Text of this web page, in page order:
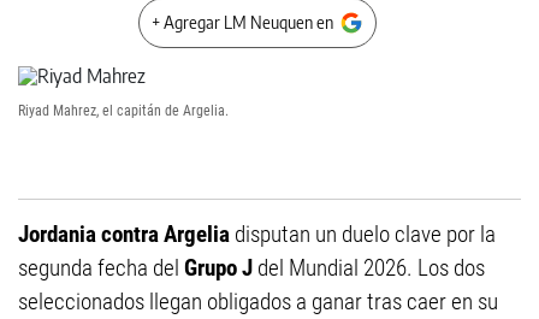
+ Agregar LM Neuquen en
Riyad Mahrez, el capitán de Argelia.
Jordania contra Argelia disputan un duelo clave por la
segunda fecha del Grupo J del Mundial 2026. Los dos
seleccionados llegan obligados a ganar tras caer en su